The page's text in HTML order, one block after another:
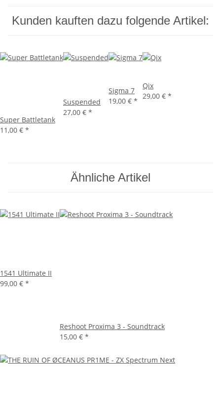
Kunden kauften dazu folgende Artikel:
Super Battletank
11,00 € *
Suspended
27,00 € *
Sigma 7
19,00 € *
Qix
29,00 € *
Ähnliche Artikel
1541 Ultimate II
99,00 € *
Reshoot Proxima 3 - Soundtrack
15,00 € *